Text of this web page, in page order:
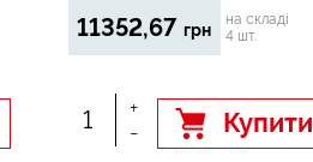
Picasso I, C4 I, C4 Picasso I, C5
11352,67 грн
на складі
4 шт.
+
-
Купити